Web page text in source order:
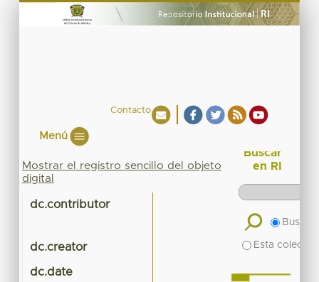
Contacto
Menú
Mostrar el registro sencillo del objeto
digital
dc.contributor
dc.creator
dc.date
Buscar
en RI
Buscar
Esta